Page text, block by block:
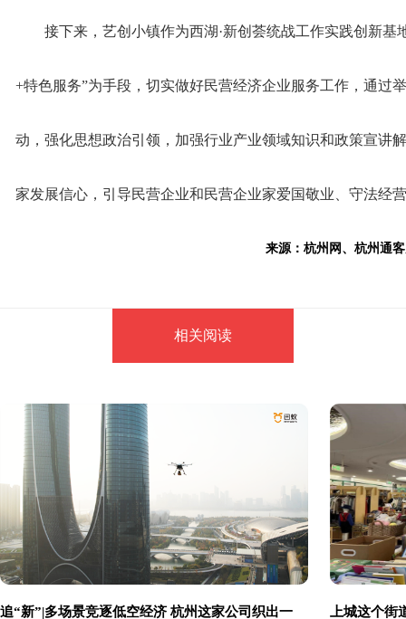
接下来，艺创小镇作为西湖·新创荟统战工作实践创新基
+特色服务”为手段，切实做好民营经济企业服务工作，通过
动，强化思想政治引领，加强行业产业领域知识和政策宣讲
家发展信心，引导民营企业和民营企业家爱国敬业、守法经
来源：杭州网、杭州通
相关阅读
追“新”|多场景竞逐低空经济 杭州这家公司织出一 上城这个